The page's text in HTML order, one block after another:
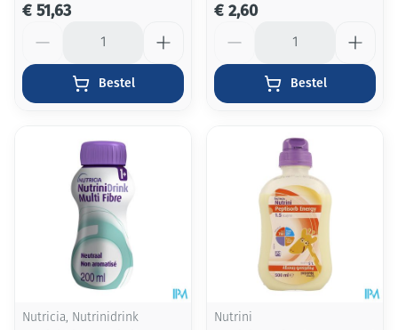
€ 51,63
Bestel
€ 2,60
Bestel
Nutricia, Nutrinidrink Nutrini